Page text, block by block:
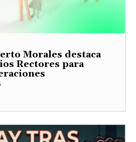
Morales destaca
Rectores para